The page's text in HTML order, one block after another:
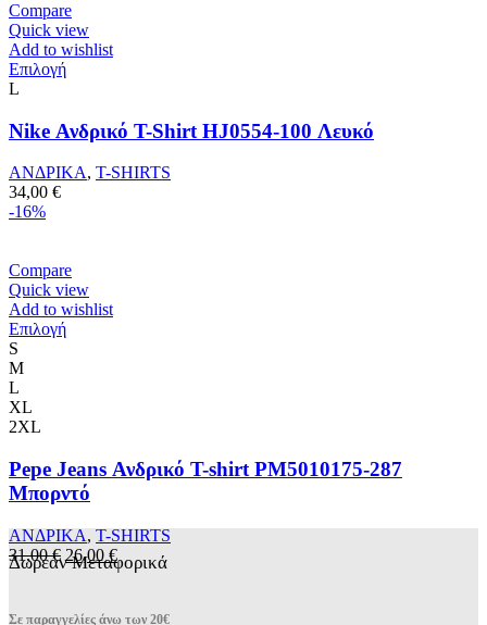
στη
σελίδα
του
προϊόντος
74,00 €.
Compare
Quick view
Add to wishlist
ΕπιλογήΑυτό
έχει
πολλαπλές
παραλλαγές.
Οι
επιλεγούν
στη
σελίδα
του
προϊόντος
L
Nike Ανδρικό T-Shirt HJ0554-100 Λευκό
ΑΝΔΡΙΚΑ, T-SHIRTS
34,00 €
-16%
Compare
Quick view
Add to wishlist
ΕπιλογήΑυτό
επιλογές
μπορούν
να
στη
σελίδα
S
M
L
XL
2XL
Pepe Jeans Ανδρικό T-shirt PM5010175-287
Μπορντό
ΑΝΔΡΙΚΑ, T-SHIRTS
31,00€ Original
price
31,00 €.
26,00 €Η
τρέχουσα
είναι:
Δωρεάν Μεταφορικά
Σε παραγγελίες άνω των 20€